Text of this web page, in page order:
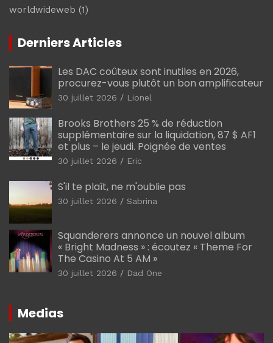
worldwideweb (1)
Derniers Articles
Les DAC coûteux sont inutiles en 2026,
procurez-vous plutôt un bon amplificateur
30 juillet 2026 Lionel
Brooks Brothers 25 % de réduction
supplémentaire sur la liquidation, 87 $ AF1
et plus – le jeudi. Poignée de ventes
30 juillet 2026 Eric
S'il te plaît, ne m'oublie pas
30 juillet 2026 Sabrina
Squanderers annonce un nouvel album
« Bright Madness » : écoutez « Theme For
The Casino At 5 AM »
30 juillet 2026 Dad One
Medias